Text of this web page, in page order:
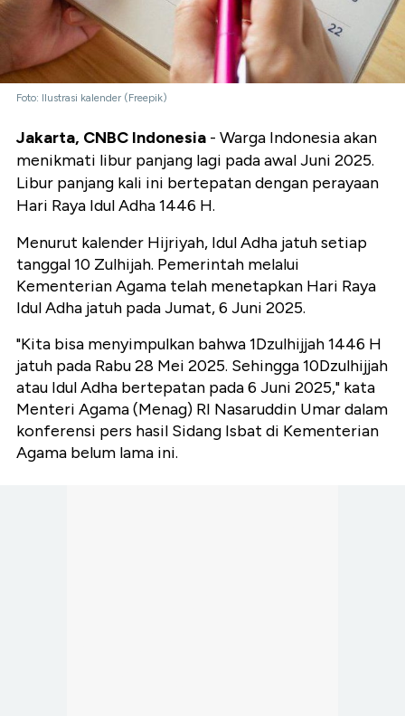
Foto: Ilustrasi kalender (Freepik)
Jakarta, CNBC Indonesia - Warga Indonesia akan
menikmati libur panjang lagi pada awal Juni 2025.
Libur panjang kali ini bertepatan dengan perayaan
Hari Raya Idul Adha 1446 H.
Menurut kalender Hijriyah, Idul Adha jatuh setiap
tanggal 10 Zulhijah. Pemerintah melalui
Kementerian Agama telah menetapkan Hari Raya
Idul Adha jatuh pada Jumat, 6 Juni 2025.
"Kita bisa menyimpulkan bahwa 1Dzulhijjah 1446 H
jatuh pada Rabu 28 Mei 2025. Sehingga 10Dzulhijjah
atau Idul Adha bertepatan pada 6 Juni 2025," kata
Menteri Agama (Menag) RI Nasaruddin Umar dalam
konferensi pers hasil Sidang Isbat di Kementerian
Agama belum lama ini.